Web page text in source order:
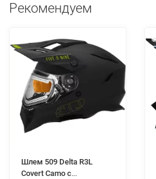
Рекомендуем
Шлем 509 Delta R3L
Covert Camo с